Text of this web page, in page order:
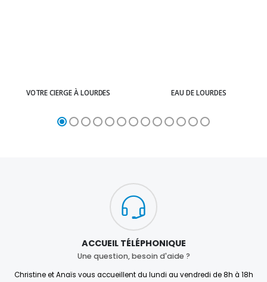
VOTRE CIERGE À LOURDES EAU DE LOURDES
ACCUEIL TÉLÉPHONIQUE
Une question, besoin d'aide ?
Christine et Anaïs vous accueillent du lundi au vendredi de 8h à 18h